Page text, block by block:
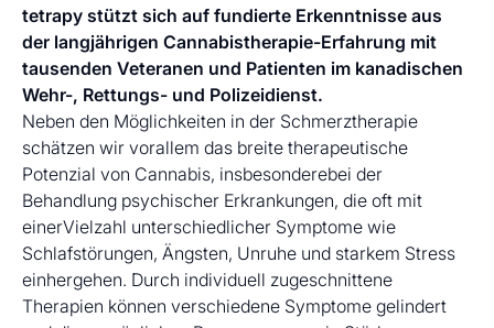
tetrapy stützt sich auf fundierte Erkenntnisse aus
der langjährigen Cannabistherapie-Erfahrung mit
tausenden Veteranen und Patienten im kanadischen
Wehr-, Rettungs- und Polizeidienst.
Neben den Möglichkeiten in der Schmerztherapie
schätzen wir vorallem das breite therapeutische
Potenzial von Cannabis, insbesonderebei der
Behandlung psychischer Erkrankungen, die oft mit
einerVielzahl unterschiedlicher Symptome wie
Schlafstörungen, Ängsten, Unruhe und starkem Stress
einhergehen. Durch individuell zugeschnittene
Therapien können verschiedene Symptome gelindert